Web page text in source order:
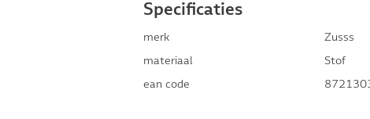
Specificaties
merk
Zusss
materiaal
Stof
ean code